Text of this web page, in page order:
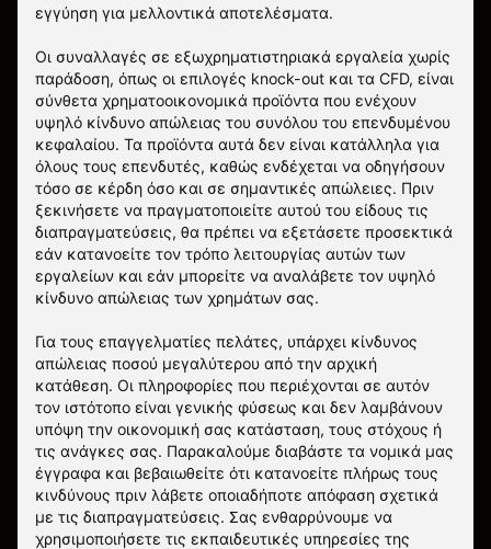
εγγύηση για μελλοντικά αποτελέσματα.
Οι συναλλαγές σε εξωχρηματιστηριακά εργαλεία χωρίς
παράδοση, όπως οι επιλογές knock-out και τα CFD, είναι
σύνθετα χρηματοοικονομικά προϊόντα που ενέχουν
υψηλό κίνδυνο απώλειας του συνόλου του επενδυμένου
κεφαλαίου. Τα προϊόντα αυτά δεν είναι κατάλληλα για
όλους τους επενδυτές, καθώς ενδέχεται να οδηγήσουν
τόσο σε κέρδη όσο και σε σημαντικές απώλειες. Πριν
ξεκινήσετε να πραγματοποιείτε αυτού του είδους τις
διαπραγματεύσεις, θα πρέπει να εξετάσετε προσεκτικά
εάν κατανοείτε τον τρόπο λειτουργίας αυτών των
εργαλείων και εάν μπορείτε να αναλάβετε τον υψηλό
κίνδυνο απώλειας των χρημάτων σας.
Για τους επαγγελματίες πελάτες, υπάρχει κίνδυνος
απώλειας ποσού μεγαλύτερου από την αρχική
κατάθεση. Οι πληροφορίες που περιέχονται σε αυτόν
τον ιστότοπο είναι γενικής φύσεως και δεν λαμβάνουν
υπόψη την οικονομική σας κατάσταση, τους στόχους ή
τις ανάγκες σας. Παρακαλούμε διαβάστε τα νομικά μας
έγγραφα και βεβαιωθείτε ότι κατανοείτε πλήρως τους
κινδύνους πριν λάβετε οποιαδήποτε απόφαση σχετικά
με τις διαπραγματεύσεις. Σας ενθαρρύνουμε να
χρησιμοποιήσετε τις εκπαιδευτικές υπηρεσίες της